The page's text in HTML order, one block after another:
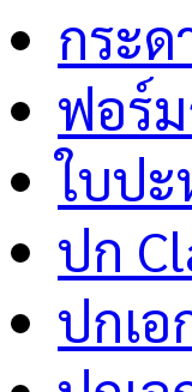
กระ
ฟอร์
ใบป
ปก
ปกเอ